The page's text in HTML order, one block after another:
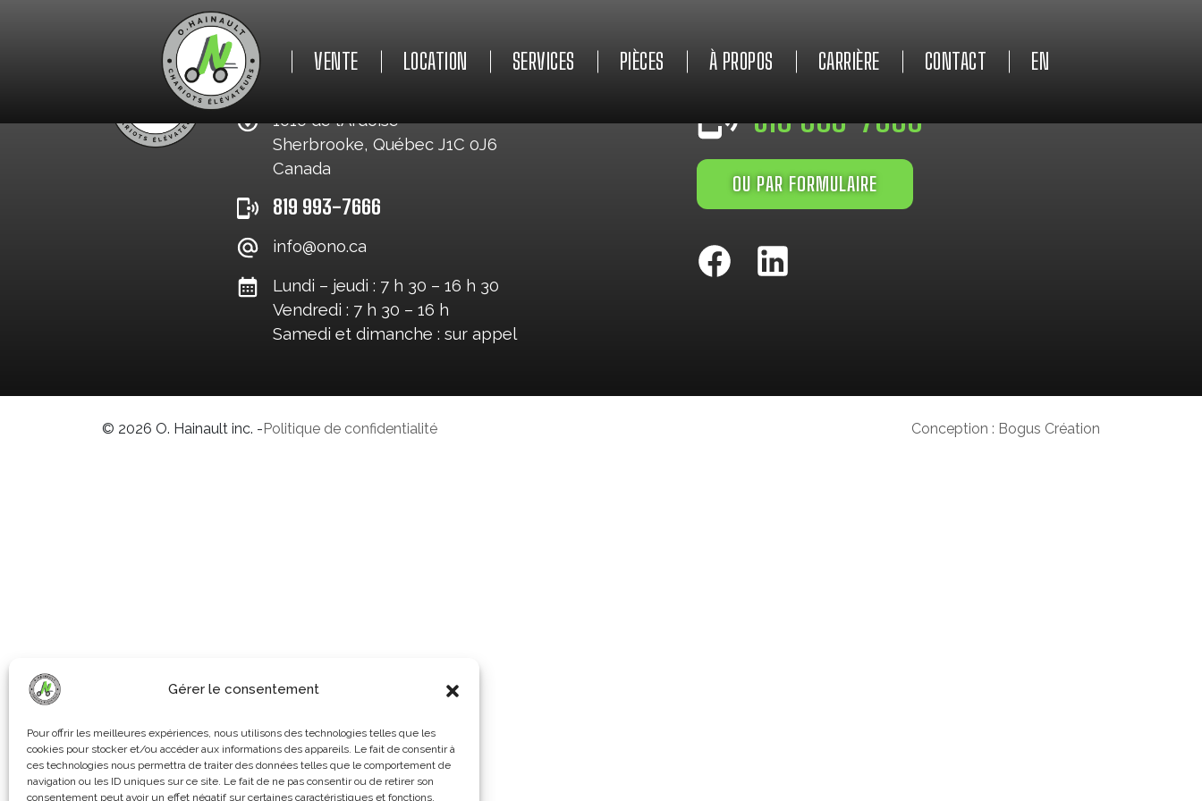
Gérer le consentement
Pour offrir les meilleures expériences, nous utilisons des technologies telles que les
cookies pour stocker et/ou accéder aux informations des appareils. Le fait de consentir à
ces technologies nous permettra de traiter des données telles que le comportement de
navigation ou les ID uniques sur ce site. Le fait de ne pas consentir ou de retirer son
consentement peut avoir un effet négatif sur certaines caractéristiques et fonctions.
VENTE
NEUF
USAGÉ
LOCATION SERVICES PIÈCES À PROPOS CARRIÈRE CONTACT EN
O. HAINAULT INC.
1010 de l’Ardoise
Sherbrooke, Québec J1C 0J6
Canada
819 993-7666
info@ono.ca
Lundi – jeudi : 7 h 30 – 16 h 30
Vendredi : 7 h 30 – 16 h
Samedi et dimanche : sur appel
URGENCE 24/7
819 993-7666
OU PAR FORMULAIRE
© 2026 O. Hainault inc. -Politique de confidentialité Conception : Bogus Création